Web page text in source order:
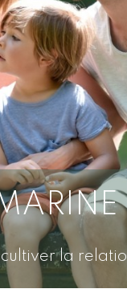
cultiver la